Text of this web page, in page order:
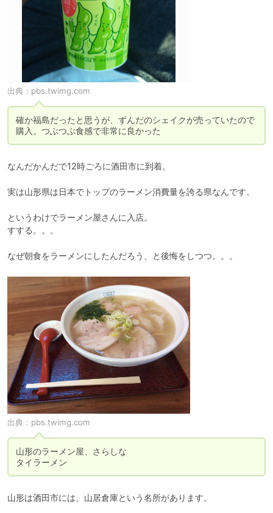
出典： pbs.twimg.com
確か福島だったと思うが、ずんだのシェイクが売っていたので
購入。つぶつぶ食感で非常に良かった
なんだかんだで12時ごろに酒田市に到着。
実は山形県は日本でトップのラーメン消費量を誇る県なんです。
というわけでラーメン屋さんに入店。
すする。。。
なぜ朝食をラーメンにしたんだろう、と後悔をしつつ。。。
出典： pbs.twimg.com
山形のラーメン屋、さらしな
タイラーメン
山形は酒田市には、山居倉庫という名所があります。